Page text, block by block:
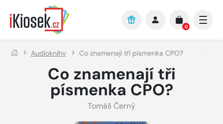
Přejít na hlavní obsah
0
Audioknihy Co znamenají tři písmenka CPO?
Co znamenají tři
písmenka CPO?
Tomáš Černý